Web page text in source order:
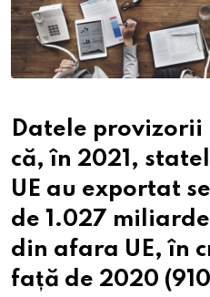
Datele
că, în 2021,
UE au exportat
de 1.027
din afara UE, în
față de 2020